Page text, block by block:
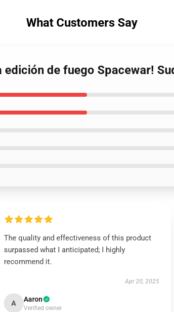
What Customers Say
de fuego Spacewar!
The quality and effectiveness of this product
surpassed what I anticipated; I highly
recommend it.
Apr 20, 2025
A Aaron
Verified owner